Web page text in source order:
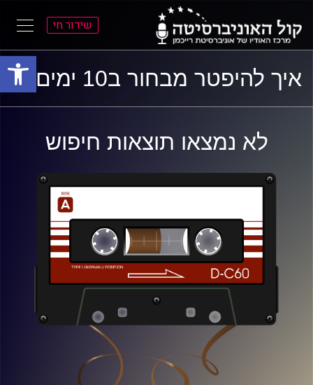
פתח
התפריט
הראשי
התוכן
הראשי
שידור חי
איך להיפטר מבחור ב10 ימים
לא נמצאו תוצאות חיפוש